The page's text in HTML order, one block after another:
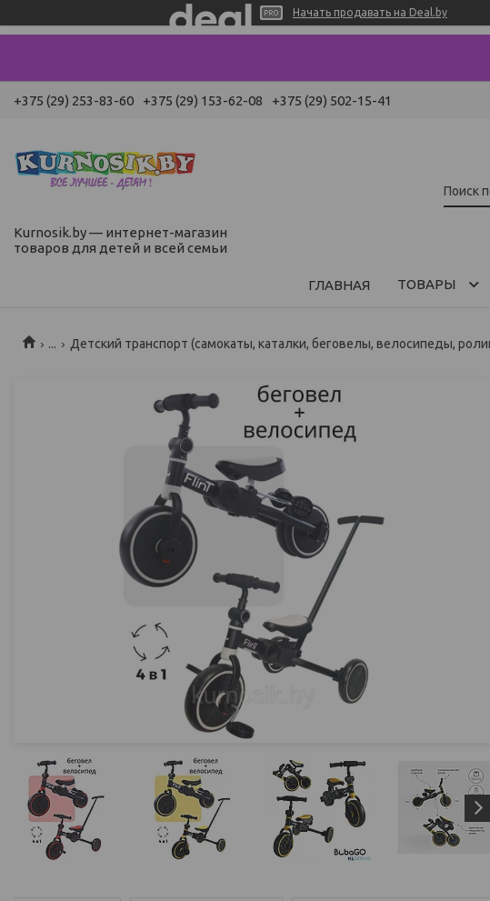
Начать продавать на Deal.by
+375 (29) 253-83-60 +375 (29) 153-62-08 +375 (29) 502-15-41
Kurnosik.by — интернет-магазин
товаров для детей и всей семьи
ГЛАВНАЯ ТОВАРЫ
... Детский транспорт (самокаты, каталки, беговелы, велосипеды,